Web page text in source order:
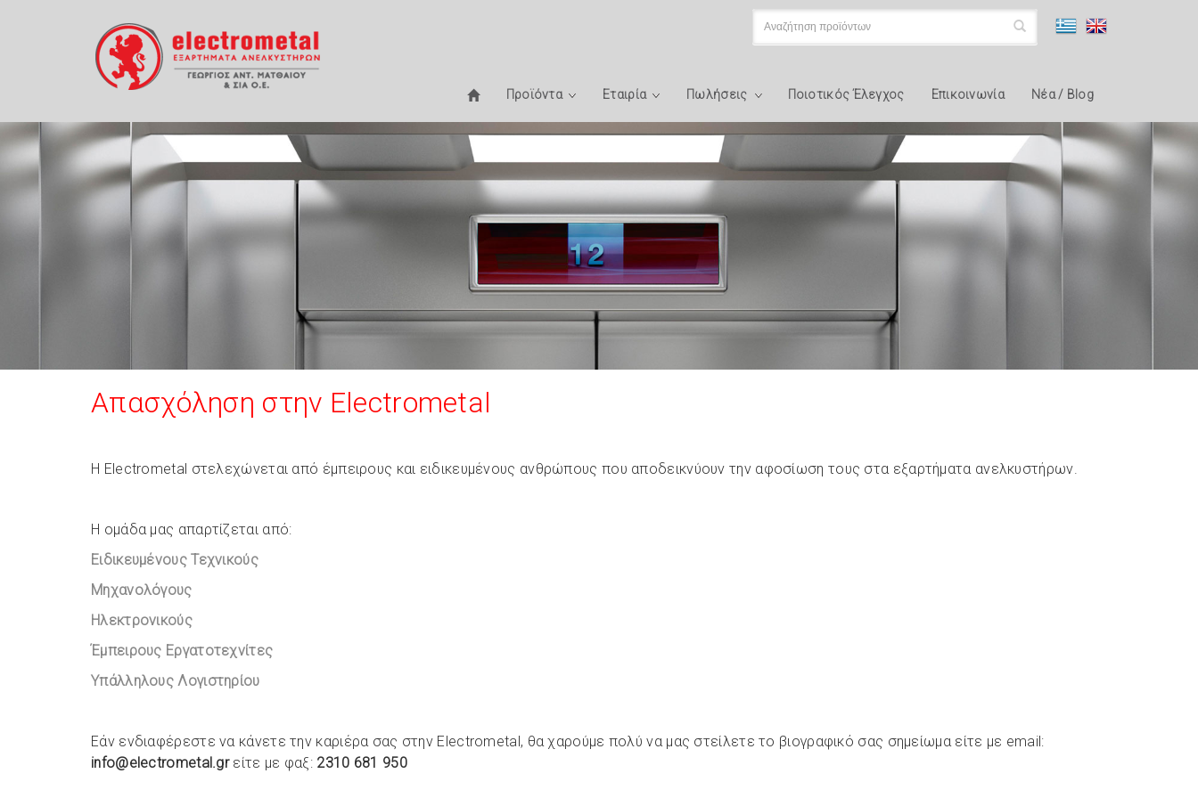
Προϊόντα Εταιρία Πωλήσεις Ποιοτικός Έλεγχος Επικοινωνία Νέα / Blog
Απασχόληση στην Electrometal
Η Electrometal στελεχώνεται από έμπειρους και ειδικευμένους ανθρώπους που αποδεικνύουν την αφοσίωση τους στα εξαρτήματα ανελκυστήρων.
Η ομάδα μας απαρτίζεται από:
Ειδικευμένους Τεχνικούς
Μηχανολόγους
Ηλεκτρονικούς
Έμπειρους Εργατοτεχνίτες
Υπάλληλους Λογιστηρίου
Εάν ενδιαφέρεστε να κάνετε την καριέρα σας στην Electrometal, θα χαρούμε πολύ να μας στείλετε το βιογραφικό σας σημείωμα είτε με email:
info@electrometal.gr είτε με φαξ: 2310 681 950